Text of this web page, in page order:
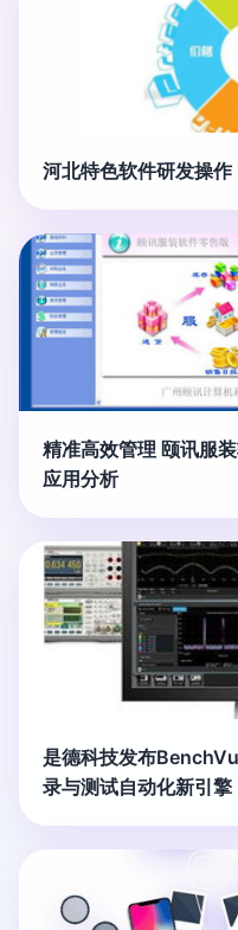
河北特色软件研发操作
精准高效管理 颐讯服
应用分析
是德科技发布
录与测试自动化新引擎